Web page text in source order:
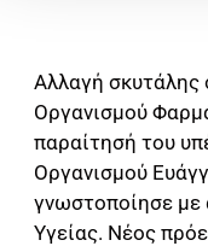
Αλλαγή σκυτάλης
Οργανισμού
παραίτησή του
Οργανισμού
γνωστοποίησε με
Υγείας. Νέος